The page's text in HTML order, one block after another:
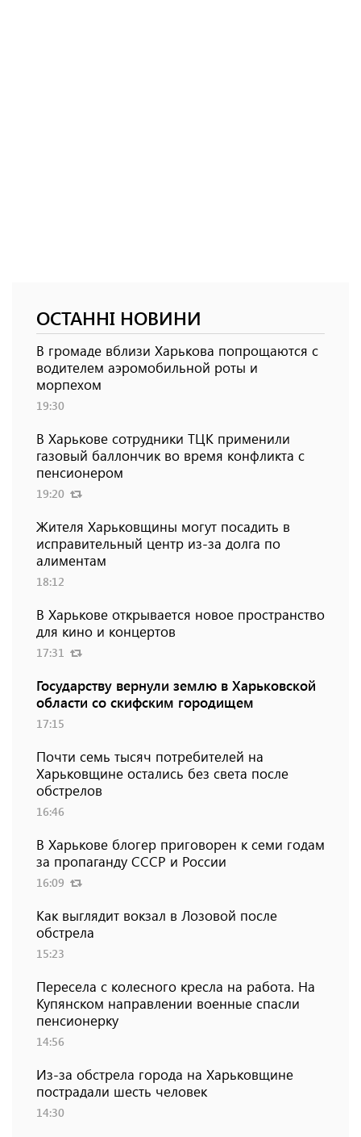
ОСТАННІ НОВИНИ
В громаде вблизи Харькова попрощаются с
водителем аэромобильной роты и
морпехом
19:30
В Харькове сотрудники ТЦК применили
газовый баллончик во время конфликта с
пенсионером
19:20
Жителя Харьковщины могут посадить в
исправительный центр из-за долга по
алиментам
18:12
В Харькове открывается новое пространство
для кино и концертов
17:31
Государству вернули землю в Харьковской
области со скифским городищем
17:15
Почти семь тысяч потребителей на
Харьковщине остались без света после
обстрелов
16:46
В Харькове блогер приговорен к семи годам
за пропаганду СССР и России
16:09
Как выглядит вокзал в Лозовой после
обстрела
15:23
Пересела с колесного кресла на работа. На
Купянском направлении военные спасли
пенсионерку
14:56
Из-за обстрела города на Харьковщине
пострадали шесть человек
14:30